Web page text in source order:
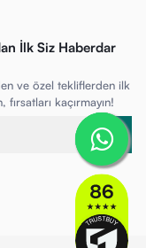
İlk Siz Haberdar
ve özel tekliflerden ilk
kaçırmayın!